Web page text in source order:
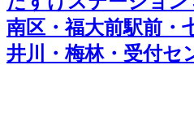
南区・福大前駅前・
井川・梅林・受付セ